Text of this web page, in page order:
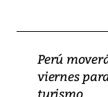
Perú
viernes
turismo